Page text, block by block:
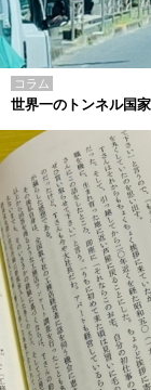
コラム
世界一のトンネル国